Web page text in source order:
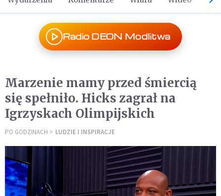
Radio DEON Modlitwa
Marzenie mamy przed śmiercią
się spełniło. Hicks zagrał na
Igrzyskach Olimpijskich
PO GODZINACH LUDZIE I INSPIRACJE